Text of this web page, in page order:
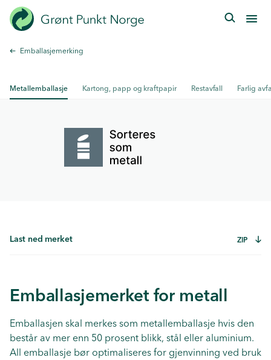
Hopp
til
Emballasjemerking
Metallemballasje Kartong, papp og kraftpapir Restavfall Farlig
Last ned merket ZIP
Emballasjemerket for metall
Emballasjen skal merkes som metallemballasje hvis den
består av mer enn 50 prosent blikk, stål eller aluminium.
All emballasje bør optimaliseres for gjenvinning ved bruk